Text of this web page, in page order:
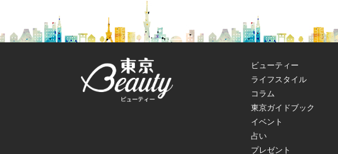
ビューティー
ライフスタイル
コラム
東京ガイドブック
イベント
占い
プレゼント